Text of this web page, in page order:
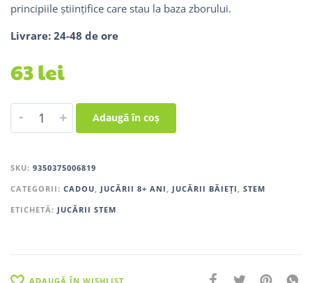
principiile științifice care stau la baza zborului.
Livrare: 24-48 de ore
63lei
- + Adaugă în coș
SKU: 9350375006819
CATEGORII: CADOU JUCĂRII 8+ ANI JUCĂRII BĂIEȚI
STEM
ETICHETĂ: JUCĂRII STEM
ADAUGĂ ÎN WISHLIST